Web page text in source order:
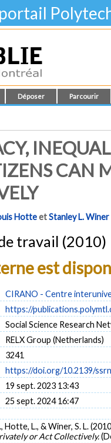
Déposer Parcourir
CAN
HotteetStanley L. Winer
travail (2010)
est
CIRANO - Centre
https://
Social Science Research
RELX Group (Netherlands)
3241
https://doi.org/10.2139/
19 sept. 2023 13:43
25 sept. 2024 16:47
Hotte, L., & Winer, S. L.
or Act Collectively.